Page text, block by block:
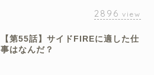
2896 view
【第55話】サイドFIREに適した仕
事はなんだ？